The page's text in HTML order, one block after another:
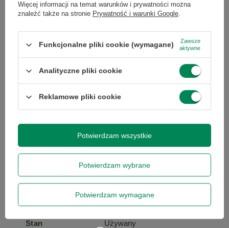
miesiące
Marka telefonu Apple
Model telefonu iPhone 12 Pro Max
Kod producenta MGD83PM/A
Rozdzielczość
2778 x 1284
Stan Używany
Więcej informacji na temat warunków i prywatności można
znaleźć także na stronie Prywatność i warunki Google.
Funkcjonalne pliki cookie (wymagane)
Zawsze
aktywne
Analityczne pliki cookie
Reklamowe pliki cookie
Potwierdzam wybrane
Potwierdzam wymagane
Potwierdzam wszystkie